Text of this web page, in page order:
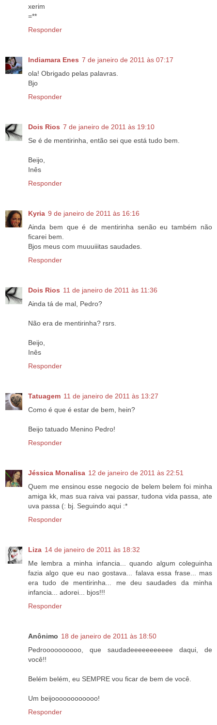
xerim
=**
Responder
Indiamara Enes 7 de janeiro de 2011 às 07:17
ola! Obrigado pelas palavras.
Bjo
Responder
Dois Rios 7 de janeiro de 2011 às 19:10
Se é de mentirinha, então sei que está tudo bem.
Beijo,
Inês
Responder
Kyria 9 de janeiro de 2011 às 16:16
Ainda bem que é de mentirinha senão eu também não
ficarei bem.
Bjos meus com muuuiiitas saudades.
Responder
Dois Rios 11 de janeiro de 2011 às 11:36
Ainda tá de mal, Pedro?
Não era de mentirinha? rsrs.
Beijo,
Inês
Responder
Tatuagem 11 de janeiro de 2011 às 13:27
Como é que é estar de bem, hein?
Beijo tatuado Menino Pedro!
Responder
Jéssica Monalisa 12 de janeiro de 2011 às 22:51
Quem me ensinou esse negocio de belem belem foi minha
amiga kk, mas sua raiva vai passar, tudona vida passa, ate
uva passa (: bj. Seguindo aqui :*
Responder
Liza 14 de janeiro de 2011 às 18:32
Me lembra a minha infancia... quando algum coleguinha
fazia algo que eu nao gostava... falava essa frase... mas
era tudo de mentirinha... me deu saudades da minha
infancia... adorei... bjos!!!
Responder
Anônimo 18 de janeiro de 2011 às 18:50
Pedroooooooooo, que saudadeeeeeeeeeee daqui, de
você!!
Belém belém, eu SEMPRE vou ficar de bem de você.
Um beijoooooooooooo!
Responder